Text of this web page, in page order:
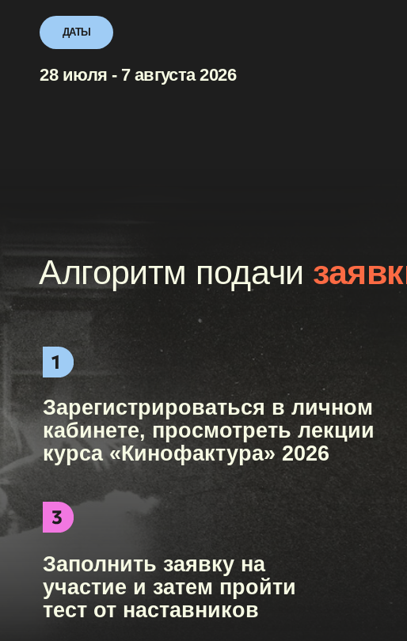
28 июля - 7 августа 2026
Зарегистрироваться в личном
кабинете, просмотреть лекции
курса «Кинофактура» 2026
Заполнить заявку на
участие и затем пройти
тест от наставников